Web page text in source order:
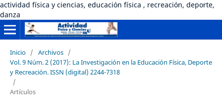
actividad física y ciencias, educación física , recreación, deporte,
danza
Inicio / Archivos /
Vol. 9 Núm. 2 (2017): La Investigación en la Educación Física, Deporte
y Recreación. ISSN (digital) 2244-7318
/
Artículos